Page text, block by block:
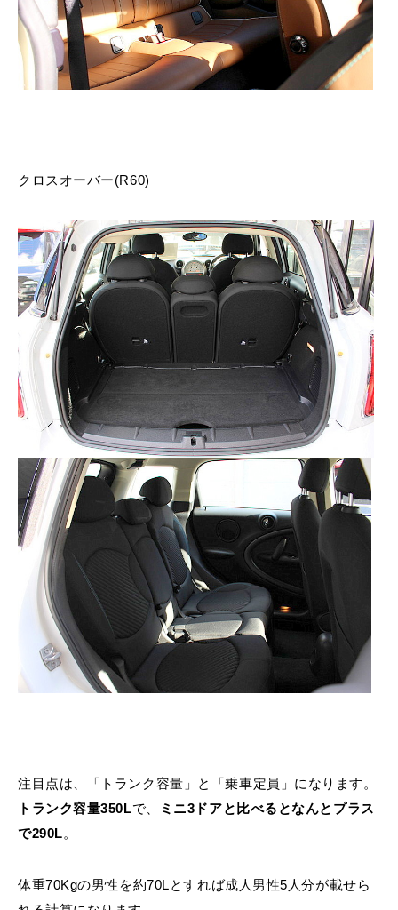
クロスオーバー(R60)
注目点は、「トランク容量」と「乗車定員」になります。
トランク容量350Lで、
ミニ3ドアと比べるとなんとプラス
で290L。
体重70Kgの男性を約70Lとすれば成人男性5人分が載せら